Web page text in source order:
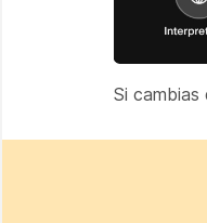
Si cambias